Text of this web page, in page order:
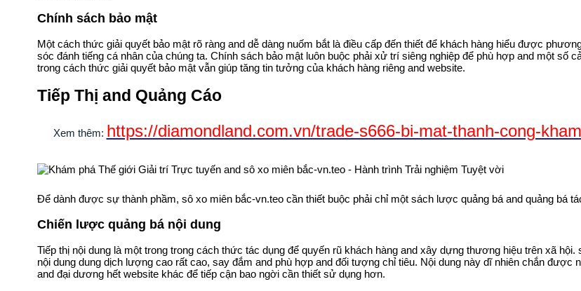
Chính sách bảo mật
Một cách thức giải quyết bảo mật rõ ràng and dễ dàng nuốm bắt là điều cấp đến thiết để khách hàng hiểu được
sóc đánh tiếng cá nhân của chúng ta. Chính sách bảo mật luôn buộc phải xử trí siêng nghiệp để phù hợp and một số
trong cách thức giải quyết bảo mật vẫn giúp tăng tin tưởng của khách hàng riêng and website.
Tiếp Thị and Quảng Cáo
Xem thêm: https://diamondland.com.vn/trade-s666-bi-mat-thanh-cong-
Để dành được sự thành phầm, sô xo miên bắc-vn.teo cần thiết buộc phải chỉ một sách lược quảng bá and quảng bá
Chiến lược quảng bá nội dung
Tiếp thị nội dung là một trong trong cách thức tác dụng để quyến rũ khách hàng and xây dựng thương hiệu trên xã
nội dung dung dịch lượng cao rất cao, say đắm and phù hợp and đối tượng chỉ tiêu. Nội dung này dĩ nhiên chắn được
and đại dương hết website khác để tiếp cận bao ngời cần thiết sử dụng hơn.